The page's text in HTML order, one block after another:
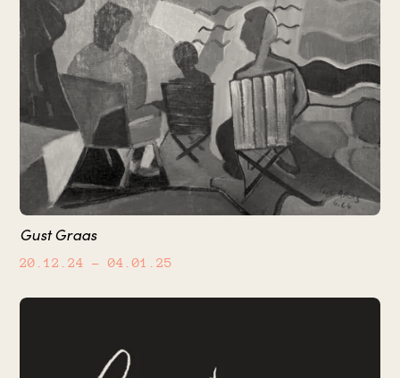
Gust Graas
20.12.24 – 04.01.25